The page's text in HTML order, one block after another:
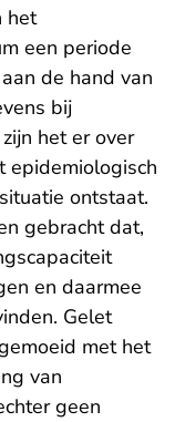
het
een periode
de hand van
bij
het er over
epidemiologisch
ontstaat.
gebracht dat,
en daarmee
Gelet
met het
van
geen